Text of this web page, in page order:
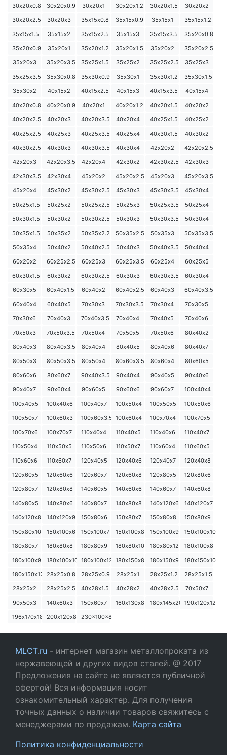
30х20х0.8
30х20х0.9 30х20х1 30х20х1.2 30х20х1.5
30х20х2
30х20х2.5
30х20х3 35х15х0.8 35х15х0.9 35х15х1
35х15х1.2
35х15х1.5
35х15х2 35х15х2.5 35х15х3 35х15х3.5
35х20х0.8
35х20х0.9
35х20х1 35х20х1.2 35х20х1.5 35х20х2
35х20х2.5
35х20х3
35х20х3.5 35х25х1.5 35х25х2 35х25х2.5
35х25х3
35х25х3.5
35х30х0.8 35х30х0.9 35х30х1 35х30х1.2
35х30х1.5
35х30х2
40х15х2 40х15х2.5 40х15х3 40х15х3.5
40х15х4
40х20х0.8
40х20х0.9 40х20х1 40х20х1.2 40х20х1.5
40х20х2
40х20х2.5
40х20х3 40х20х3.5 40х20х4 40х25х1.5
40х25х2
40х25х2.5
40х25х3 40х25х3.5 40х25х4 40х30х1.5
40х30х2
40х30х2.5
40х30х3 40х30х3.5 40х30х4 42х20х2
42х20х2.5
42х20х3
42х20х3.5 42х20х4 42х30х2 42х30х2.5
42х30х3
42х30х3.5
42х30х4 45х20х2 45х20х2.5 45х20х3
45х20х3.5
45х20х4
45х30х2 45х30х2.5 45х30х3 45х30х3.5
45х30х4
50х25х1.5
50х25х2 50х25х2.5 50х25х3 50х25х3.5
50х25х4
50х30х1.5
50х30х2 50х30х2.5 50х30х3 50х30х3.5
50х30х4
50х35х1.5
50х35х2 50х35х2.2 50х35х2.5 50х35х3
50х35х3.5
50х35х4
50х40х2 50х40х2.5 50х40х3 50х40х3.5
50х40х4
60х20х2
60х25х2.5 60х25х3 60х25х3.5 60х25х4
60х25х5
60х30х1.5
60х30х2 60х30х2.5 60х30х3 60х30х3.5
60х30х4
60х30х5
60х40х1.5 60х40х2 60х40х2.5 60х40х3
60х40х3.5
60х40х4
60х40х5 70х30х3 70х30х3.5 70х30х4
70х30х5
70х30х6
70х40х3 70х40х3.5 70х40х4 70х40х5
70х40х6
70х50х3
70х50х3.5 70х50х4 70х50х5 70х50х6
80х40х2
80х40х3
80х40х3.5 80х40х4 80х40х5 80х40х6
80х40х7
80х50х3
80х50х3.5 80х50х4 80х60х3.5 80х60х4
80х60х5
80х60х6
80х60х7 90х40х3.5 90х40х4 90х40х5
90х40х6
90х40х7
90х60х4 90х60х5 90х60х6 90х60х7
100х40х4
100х40х5
100х40х6 100х40х7 100х50х4 100х50х5
100х50х6
100х50х7
100х60х3 100х60х3.5 100х60х4 100х70х4
100х70х5
100х70х6
100х70х7 110х40х4 110х40х5 110х40х6
110х40х7
110х50х4
110х50х5 110х50х6 110х50х7 110х60х4
110х60х5
110х60х6
110х60х7 120х40х5 120х40х6 120х40х7
120х40х8
120х60х5
120х60х6 120х60х7 120х60х8 120х80х5
120х80х6
120х80х7
120х80х8 140х60х5 140х60х6 140х60х7
140х60х8
140х80х5
140х80х6 140х80х7 140х80х8 140х120х6
140х120х7
140х120х8
140х120х9 150х80х6 150х80х7 150х80х8
150х80х9
150х80х10
150х100х6 150х100х7 150х100х8 150х100х9
150х100х10
180х80х7
180х80х8 180х80х9 180х80х10 180х80х12
180х100х8
180х100х9
180х100х10 180х100х12 180х150х8 180х150х9
180х150х10
180х150х12
28х25х0.8 28х25х0.9 28х25х1 28х25х1.2
28х25х1.5
28х25х2
28х25х2.5 40х28х1.5 40х28х2 40х28х2.5
70х50х7
90х50х3
140х60х3 150х60х7 160х130х8 180х145х20
190х120х12
196х170х18
200х120х8 230x100x8
MLCT.ru - интернет магазин металлопроката из
нержавеющей и других видов сталей. @ 2017
Предложения на сайте не являются публичной
офертой! Вся информация носит
ознакомительный характер. Для получения
точных данных о наличии товаров свяжитесь с
менеджерами по продажам. Карта сайта
Политика конфиденциальности